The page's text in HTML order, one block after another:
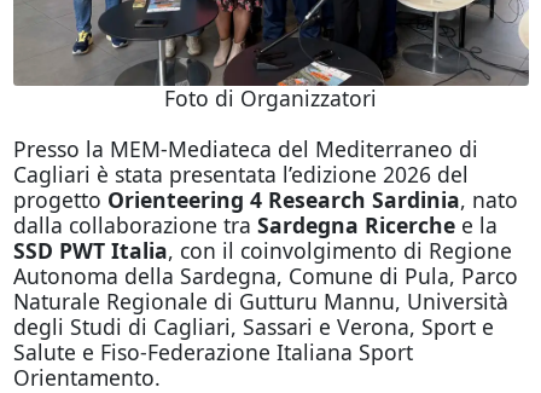
Foto di Organizzatori
Presso la MEM-Mediateca del Mediterraneo di
Cagliari è stata presentata l’edizione 2026 del
progetto Orienteering 4 Research Sardinia, nato
dalla collaborazione tra Sardegna Ricerchee la
SSD PWT Italia, con il coinvolgimento di Regione
Autonoma della Sardegna, Comune di Pula, Parco
Naturale Regionale di Gutturu Mannu, Università
degli Studi di Cagliari, Sassari e Verona, Sport e
Salute e Fiso-Federazione Italiana Sport
Orientamento.